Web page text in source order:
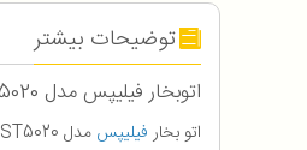
توضیحات بیشتر
اتوبخار فیلیپس مدل DST5020
اتو بخار فیلیپس مدل DST5020به خاموشی خودکار مجهز شده است. این سیستم کمک می کند تا وقتی که از اتو استفاده نمی کنید، اتو به صورت خودکار خاموش شود.